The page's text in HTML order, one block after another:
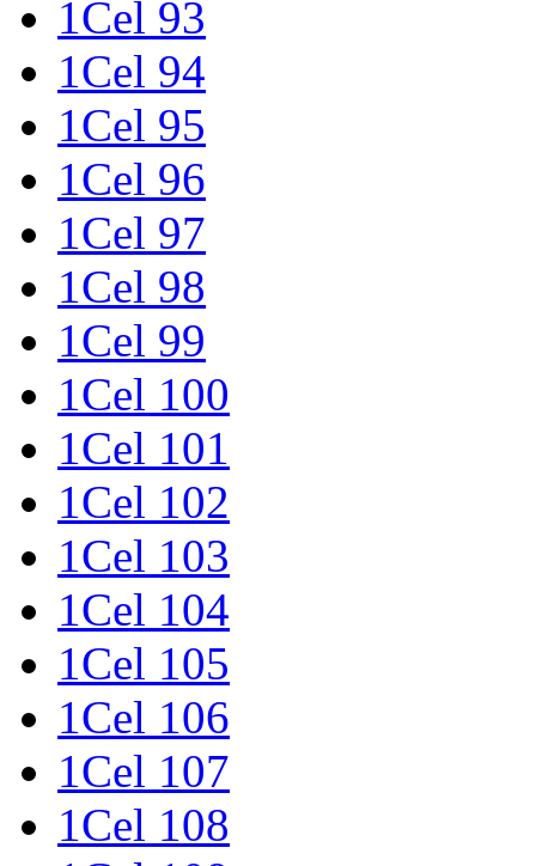
1Cel 93
1Cel 94
1Cel 95
1Cel 96
1Cel 97
1Cel 98
1Cel 99
1Cel 100
1Cel 101
1Cel 102
1Cel 103
1Cel 104
1Cel 105
1Cel 106
1Cel 107
1Cel 108